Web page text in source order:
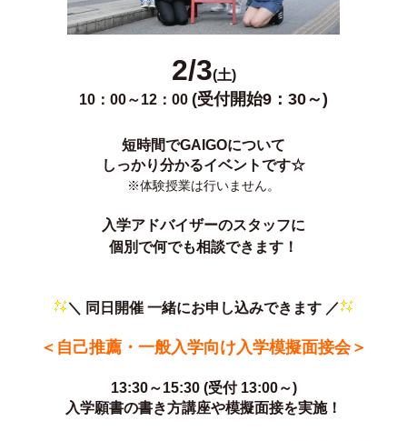
2/3(土)
10：00～12：00 (受付開始9：30～)
短時間でGAIGOについて
しっかり分かるイベントです☆
※体験授業は行いません。
入学アドバイザーのスタッフに
個別で何でも相談できます！
＼ 同日開催 一緒にお申し込みできます ／
＜自己推薦・一般入学向け入学模擬面接会＞
13:30～15:30 (受付 13:00～)
入学願書の書き方講座や模擬面接を実施！